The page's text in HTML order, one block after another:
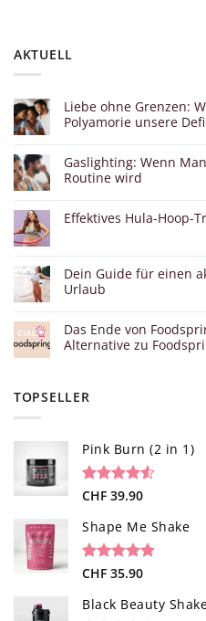
AKTUELL
Liebe ohne Grenzen:
Polyamorie unsere
Gaslighting: Wenn
Routine wird
Effektives Hula-Hoop-
Dein Guide für einen
Urlaub
Das Ende von
Alternative zu
TOPSELLER
Pink Burn (2 in 1)
Bewertet
von 5,
basierend
auf
96
Kundenbewertungen
CHF 39.90
Shape Me Shake
Bewertet
von 5,
40
CHF 35.90
Black Beauty